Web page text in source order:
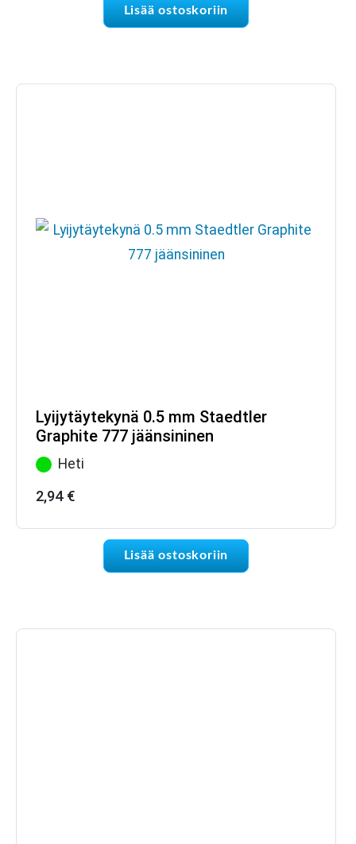
Lisää ostoskoriin
Lyijytäytekynä 0.5 mm Staedtler
Graphite 777 jäänsininen
Heti
2,94 €
Lisää ostoskoriin